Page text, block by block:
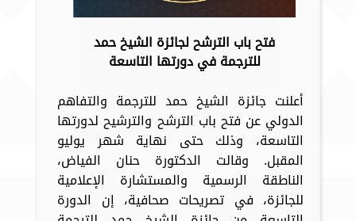
فتح باب الترشح لجائزة الشيخ حمد
للترجمة في دورتها التاسعة
أعلنت جائزة الشيخ حمد للترجمة والتفاهم
الدولي عن فتح باب الترشح والترشيح لدورتها
التاسعة، وذلك حتى نهاية شهر يوليو
المقبل. وقالت الدكتورة حنان الفياض،
الناطقة الرسمية والمستشارة الإعلامية
للجائزة، في تصريحات صحافية، إن الدورة